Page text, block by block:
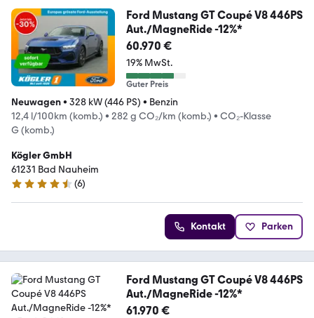
Ford Mustang GT Coupé V8 446PS
Aut./MagneRide -12%*
60.970 €
19% MwSt.
Guter Preis
Neuwagen• 328 kW (446 PS) • Benzin
12,4 l/100km (komb.) • 282 g CO₂/km (komb.) • CO₂-Klasse
G (komb.)
Kögler GmbH
61231 Bad Nauheim
4.7 Sterne
(6)
Kontakt Parken
Ford Mustang GT Coupé V8 446PS
Aut./MagneRide -12%*
61.970 €